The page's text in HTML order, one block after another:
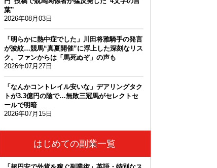
葉”
2026年08月03日
「明らかに熱中症でした」川田将雅騎手の発言
が波紋…競馬“真夏開催”に浮上した深刻なリス
ク。ファンからは「馬死ぬぞ」の声も
2026年07月27日
「なんかコントレイル安いな」デアリングタク
トが3.3億円の陰で…無敗三冠馬がセレクトセ
ールで明暗
2026年07月15日
はじめての副業一覧